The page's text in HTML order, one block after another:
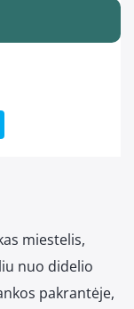
miestelis,
nuo didelio
pakrantėje,